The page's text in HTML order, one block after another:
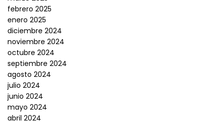
febrero 2025
enero 2025
diciembre 2024
noviembre 2024
octubre 2024
septiembre 2024
agosto 2024
julio 2024
junio 2024
mayo 2024
abril 2024